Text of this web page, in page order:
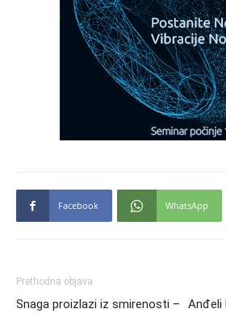
Facebook WhatsApp
Prethodna objava
Snaga proizlazi iz smirenosti –
Anđeli